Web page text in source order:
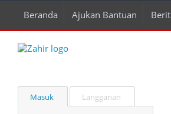
Beranda Ajukan Bantuan
Masuk Langganan